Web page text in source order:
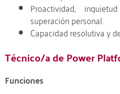
Proactividad,
superación personal.
Capacidad resolutiva y
Técnico/a de Power
Funciones